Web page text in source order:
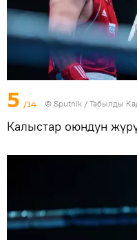
5 /14 © Sputnik / Табылды
Калыстар оюндун